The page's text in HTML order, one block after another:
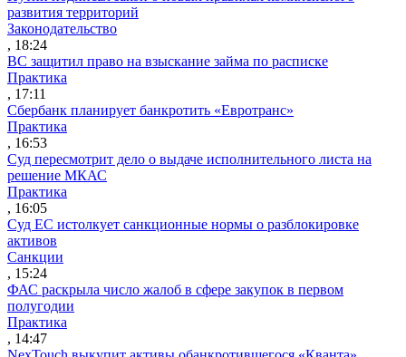
развития территорий
Законодательство
, 18:24
ВС защитил право на взыскание займа по расписке
Практика
, 17:11
Сбербанк планирует банкротить «Евротранс»
Практика
, 16:53
Суд пересмотрит дело о выдаче исполнительного листа на
решение МКАС
Практика
, 16:05
Суд ЕС истолкует санкционные нормы о разблокировке
активов
Санкции
, 15:24
ФАС раскрыла число жалоб в сфере закупок в первом
полугодии
Практика
, 14:47